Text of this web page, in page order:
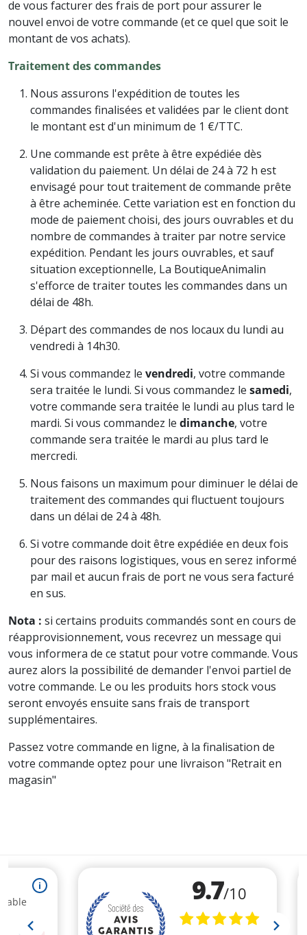
de vous facturer des frais de port pour assurer le
nouvel envoi de votre commande (et ce quel que soit le
montant de vos achats).
Traitement des commandes
Nous assurons l'expédition de toutes les
commandes finalisées et validées par le client dont
le montant est d'un minimum de 1 €/TTC.
Une commande est prête à être expédiée dès
validation du paiement. Un délai de 24 à 72 h est
envisagé pour tout traitement de commande prête
à être acheminée. Cette variation est en fonction du
mode de paiement choisi, des jours ouvrables et du
nombre de commandes à traiter par notre service
expédition. Pendant les jours ouvrables, et sauf
situation exceptionnelle, La BoutiqueAnimalin
s'efforce de traiter toutes les commandes dans un
délai de 48h.
Départ des commandes de nos locaux du lundi au
vendredi à 14h30.
Si vous commandez le vendredi, votre commande
sera traitée le lundi. Si vous commandez le samedi,
votre commande sera traitée le lundi au plus tard le
mardi. Si vous commandez le dimanche, votre
commande sera traitée le mardi au plus tard le
mercredi.
Nous faisons un maximum pour diminuer le délai de
traitement des commandes qui fluctuent toujours
dans un délai de 24 à 48h.
Si votre commande doit être expédiée en deux fois
pour des raisons logistiques, vous en serez informé
par mail et aucun frais de port ne vous sera facturé
en sus.
Nota : si certains produits commandés sont en cours de
réapprovisionnement, vous recevrez un message qui
vous informera de ce statut pour votre commande. Vous
aurez alors la possibilité de demander l'envoi partiel de
votre commande. Le ou les produits hors stock vous
seront envoyés ensuite sans frais de transport
supplémentaires.
Passez votre commande en ligne, à la finalisation de
votre commande optez pour une livraison "Retrait en
magasin"